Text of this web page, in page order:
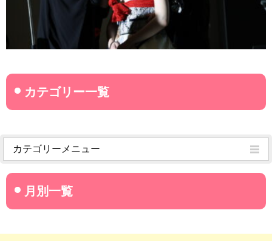
カテゴリーメニュー
菊武学園からのお知らせ
名古屋産業大学
菊華高等学校